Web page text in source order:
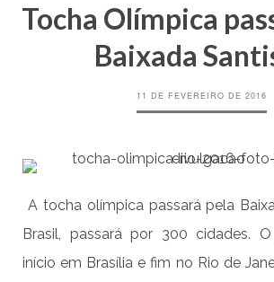
Tocha Olímpica
Baixada
11 DE FEVEREIRO DE 2016
A tocha olímpica passará pela
Brasil, passará por 300 cidades.
início em Brasília e fim no Rio de